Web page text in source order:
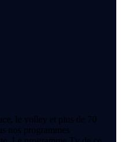
le volley et plus de 70
nos programmes